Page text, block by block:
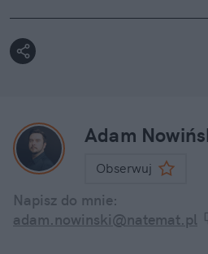
Adam
Obserwuj
Napisz do mnie:
adam.nowinski@natemat.pl